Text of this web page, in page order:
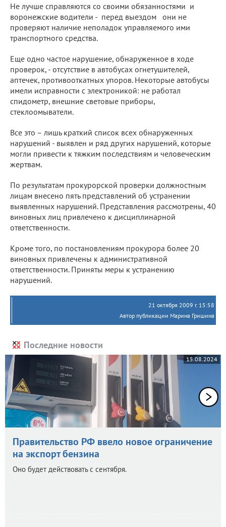
Не лучше справляются со своими обязанностями и
воронежские водители - перед выездом они не
проверяют наличие неполадок управляемого ими
транспортного средства.
Еще одно частое нарушение, обнаруженное в ходе
проверок, - отсутствие в автобусах огнетушителей,
аптечек, противооткатных упоров. Некоторые автобусы
имели исправности с электроникой: не работал
спидометр, внешние световые приборы,
стеклоомыватели.
Все это – лишь краткий список всех обнаруженных
нарушений - выявлен и ряд других нарушений, которые
могли привести к тяжким последствиям и человеческим
жертвам.
По результатам прокурорской проверки должностным
лицам внесено пять представлений об устранении
выявленных нарушений. Представления рассмотрены, 40
виновных лиц привлечено к дисциплинарной
ответственности.
Кроме того, по постановлениям прокурора более 20
виновных привлечены к административной
ответственности. Приняты меры к устранению
нарушений.
21 октября 2009 г. 15:58
Автор публикации Марина Гришина
Последние новости
15.08.2024
Правительство РФ ввело новое ограничение
на экспорт бензина
Оно будет действовать с сентября.